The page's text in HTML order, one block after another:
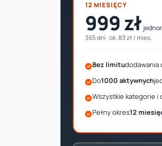
12 MIESIĘCY
999 zł
365 dni · ok. 83 zł / mies.
Bez limitudodawania
Do1000 aktywnych
Wszystkie kategorie i
Pełny okres12